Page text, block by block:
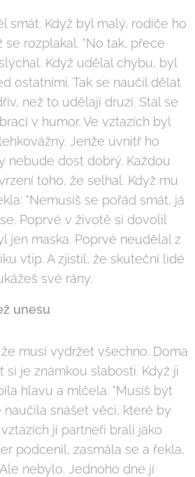
smát. Když byl malý, rodiče ho
se rozplakal. "No tak, přece
Když udělal chybu, byl
ostatními. Tak se naučil dělat
než to udělají druzí. Stal se
v humor. Ve vztazích byl
Jenže uvnitř ho
nebude dost dobrý. Každou
toho, že selhal. Když mu
"Nemusíš se pořád smát, já
Poprvé v životě si dovolil
jen maska. Poprvé neudělal z
vtip. A zjistil, že skuteční lidé
své rány.
unesu
musí vydržet všechno. Doma
si je známkou slabosti. Když ji
hlavu a mlčela. "Musíš být
naučila snášet věci, které by
jí partneři brali jako
podcenil, zasmála se a řekla,
nebylo. Jednoho dne jí